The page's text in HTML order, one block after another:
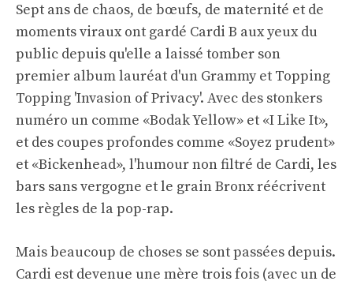
Sept ans de chaos, de bœufs, de maternité et de
moments viraux ont gardé Cardi B aux yeux du
public depuis qu'elle a laissé tomber son
premier album lauréat d'un Grammy et Topping
Topping 'Invasion of Privacy'. Avec des stonkers
numéro un comme «Bodak Yellow» et «I Like It»,
et des coupes profondes comme «Soyez prudent»
et «Bickenhead», l'humour non filtré de Cardi, les
bars sans vergogne et le grain Bronx réécrivent
les règles de la pop-rap.
Mais beaucoup de choses se sont passées depuis.
Cardi est devenue une mère trois fois (avec un de